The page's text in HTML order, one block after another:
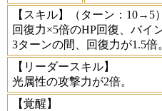
【スキル】
（ターン：10→5）
回復力×5倍のHP回復、バイ
3ターンの間、回復力が1.5倍
【リーダースキル】
光属性の攻撃力が2倍。
【覚醒】